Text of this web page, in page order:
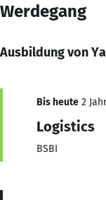
Werdegang
Ausbildung von
Bis heute 2
Logistics
BSBI